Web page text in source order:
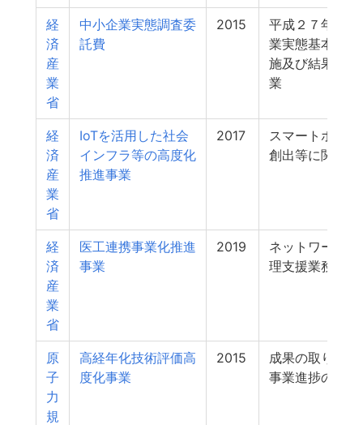
経
済
産
業
省
中小企業実態調査委
託費
2015
平成２７年度中
業実態基本調査
施及び結果検証
業
経
済
産
業
省
IoTを活用した社会
インフラ等の高度化
推進事業
2017
スマートホー
創出等に関する
経
済
産
業
省
医工連携事業化推進
事業
2019
ネットワーク
理支援業務
原
子
力
規
高経年化技術評価高
度化事業
2015
成果の取りま
事業進捗の管